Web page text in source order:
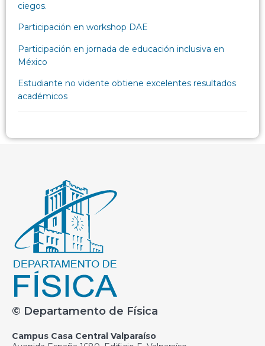
ciegos.
Participación en workshop DAE
Participación en jornada de educación inclusiva en
México
Estudiante no vidente obtiene excelentes resultados
académicos
© Departamento de Física
Campus Casa Central Valparaíso